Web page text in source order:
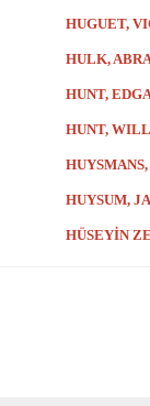
HUGUET,
HULK,
HUNT,
HUNT,
HUYSUM,
HÜSEYİN